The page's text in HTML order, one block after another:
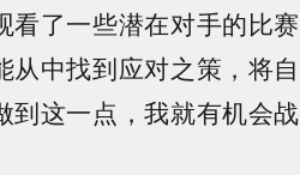
了一些潜在对手的比赛
中找到应对之策，将自
到这一点，我就有机会战